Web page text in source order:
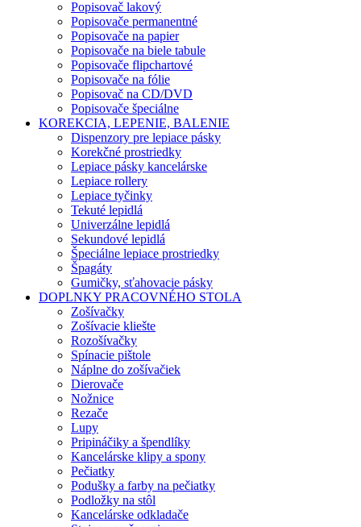
Popisovač lakový
Popisovače permanentné
Popisovače na papier
Popisovače na biele tabule
Popisovače flipchartové
Popisovače na fólie
Popisovač na CD/DVD
Popisovače špeciálne
KOREKCIA, LEPENIE, BALENIE
Dispenzory pre lepiace pásky
Korekčné prostriedky
Lepiace pásky kancelárske
Lepiace rollery
Lepiace tyčinky
Tekuté lepidlá
Univerzálne lepidlá
Sekundové lepidlá
Špeciálne lepiace prostriedky
Špagáty
Gumičky, sťahovacie pásky
DOPLNKY PRACOVNÉHO STOLA
Zošívačky
Zošívacie kliešte
Rozošívačky
Spínacie pištole
Náplne do zošívačiek
Dierovače
Nožnice
Rezače
Lupy
Pripináčiky a špendlíky
Kancelárske klipy a spony
Pečiatky
Podušky a farby na pečiatky
Podložky na stôl
Kancelárske odkladače